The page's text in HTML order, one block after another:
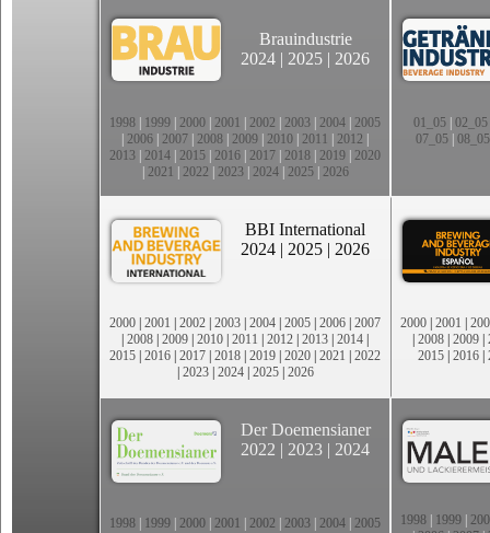
Brauindustrie
2024 | 2025 | 2026
1998 1999 2000 2001 2002 2003 2004 2005
2006 2007 2008 2009 2010 2011 2012
2013 2014 2015 2016 2017 2018 2019 2020
2021 2022 2023| 2024| 2025| 2026
01_05| 02_05
07_05 08_05
BBI International
2024 | 2025 | 2026
2000 | 2001 | 2002 | 2003 | 2004 | 2005 | 2006 | 2007
| 2008 | 2009 | 2010 | 2011 | 2012 | 2013 | 2014 |
2015 | 2016 | 2017 | 2018 | 2019 | 2020 | 2021 | 2022
| 2023| 2024| 2025| 2026
2000 | 2001 |
| 2008 | 2009 |
2015 | 2016 |
Der Doemensianer
2022 | 2023 | 2024
1998 1999 2000 2001 2002 2003 2004 2005
1998 1999